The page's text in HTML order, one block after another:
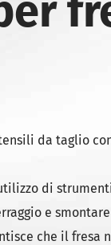
da taglio
di
e
che il fresa